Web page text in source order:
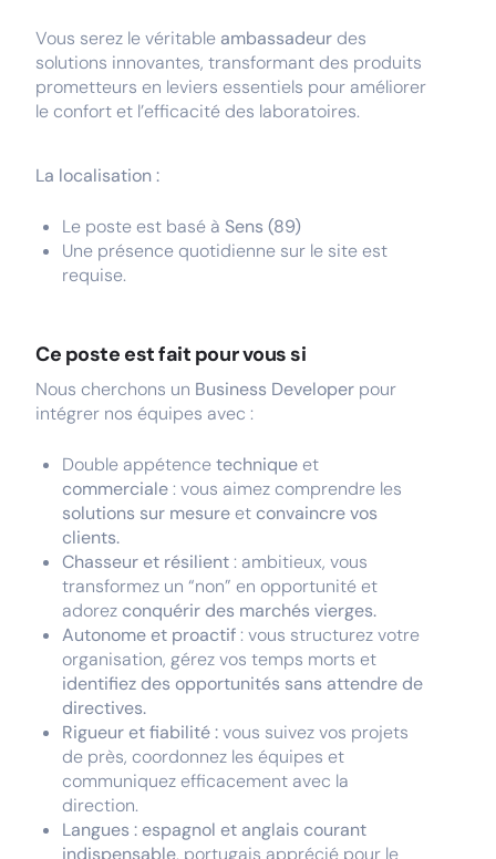
Vous serez le véritable ambassadeur des
solutions innovantes, transformant des produits
prometteurs en leviers essentiels pour améliorer
le confort et l’efficacité des laboratoires.
La localisation :
Le poste est basé à Sens (89)
Une présence quotidienne sur le site est
requise.
Ce poste est fait pour vous si
Nous cherchons un Business Developer pour
intégrer nos équipes avec :
Double appétencetechnique et
commerciale: vous aimez comprendre les
solutions sur mesure et convaincre vos
clients.
Chasseur et résilient: ambitieux, vous
transformez un “non” en opportunité et
adorez conquérir des marchés vierges.
Autonome et proactif: vous structurez votre
organisation, gérez vos temps morts et
identifiez des opportunités sans attendre de
directives.
Rigueur et fiabilité :vous suivez vos projets
de près, coordonnez les équipes et
communiquez efficacement avec la
direction.
Langues : espagnol et anglais courant
indispensable, portugais apprécié pour le